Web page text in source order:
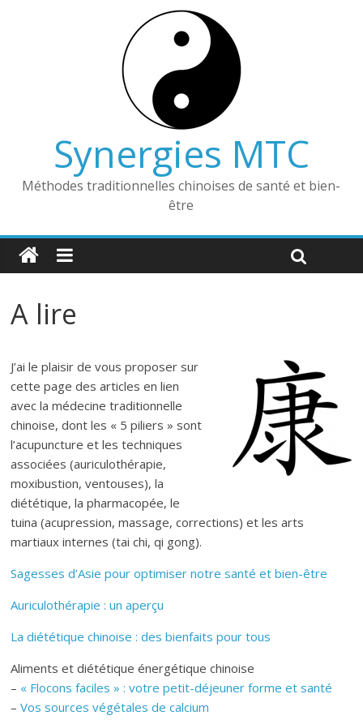
Synergies MTC
Méthodes traditionnelles chinoises de santé et bien-
être
A lire
J’ai le plaisir de vous proposer sur
cette page des articles en lien
avec la médecine traditionnelle
chinoise, dont les « 5 piliers » sont
l’acupuncture et les techniques
associées (auriculothérapie,
moxibustion, ventouses), la
diététique, la pharmacopée, le
tuina (acupression, massage, corrections) et les arts
martiaux internes (tai chi, qi gong).
Sagesses d’Asie pour optimiser notre santé et bien-être
Auriculothérapie : un aperçu
La diététique chinoise : des bienfaits pour tous
Aliments et diététique énergétique chinoise
– « Flocons faciles » : votre petit-déjeuner forme et santé
–Vos sources végétales de calcium